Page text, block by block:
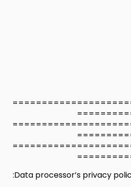
Data processor’s privacy